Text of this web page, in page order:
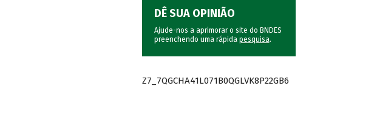
DÊ SUA OPINIÃO
Ajude-nos a aprimorar o site do BNDES
preenchendo uma rápida pesquisa.
Z7_7QGCHA41L071B0QGLVK8P22GB6